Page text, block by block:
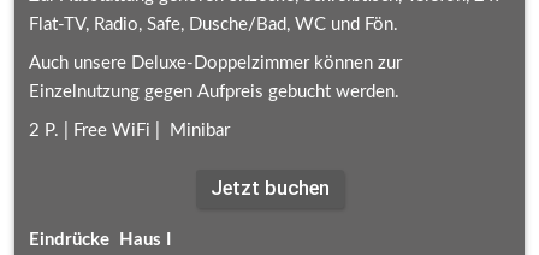
Flat-TV, Radio, Safe, Dusche/Bad, WC und Fön.
Auch unsere Deluxe-Doppelzimmer können zur
Einzelnutzung gegen Aufpreis gebucht werden.
2 P. | Free WiFi |  Minibar
Jetzt buchen
Eindrücke  Haus I